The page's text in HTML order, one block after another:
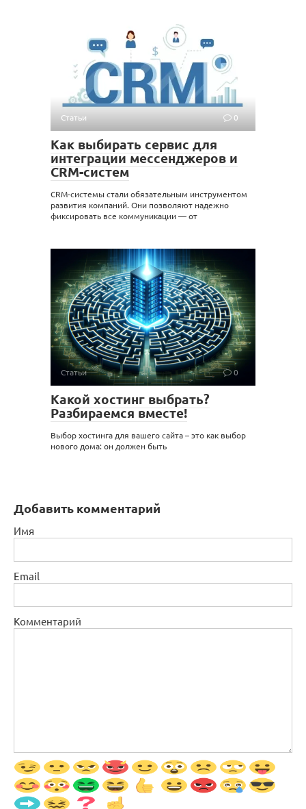
Статьи 0
Как выбирать сервис для
интеграции мессенджеров и
CRM-систем
CRM-системы стали обязательным инструментом
развития компаний. Они позволяют надежно
фиксировать все коммуникации — от
Статьи 0
Какой хостинг выбрать?
Разбираемся вместе!
Выбор хостинга для вашего сайта – это как выбор
нового дома: он должен быть
Добавить комментарий
Имя
Email
Комментарий